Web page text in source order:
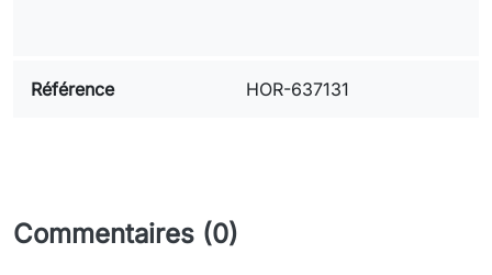
Référence HOR-637131
Commentaires (0)